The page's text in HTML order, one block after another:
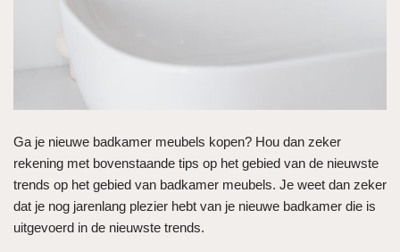
Ga je nieuwe badkamer meubels kopen? Hou dan zeker
rekening met bovenstaande tips op het gebied van de nieuwste
trends op het gebied van badkamer meubels. Je weet dan zeker
dat je nog jarenlang plezier hebt van je nieuwe badkamer die is
uitgevoerd in de nieuwste trends.